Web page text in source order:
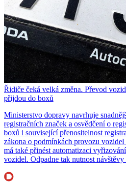
Řidiče čeká velká změna. Převod
přijdou do boxů
Ministerstvo dopravy navrhuje
registračních značek a osvědčení o
boxů i související přenositelnost
zákona o podmínkách provozu
má také přinést automatizaci
vozidel. Odpadne tak nutnost návštěvy